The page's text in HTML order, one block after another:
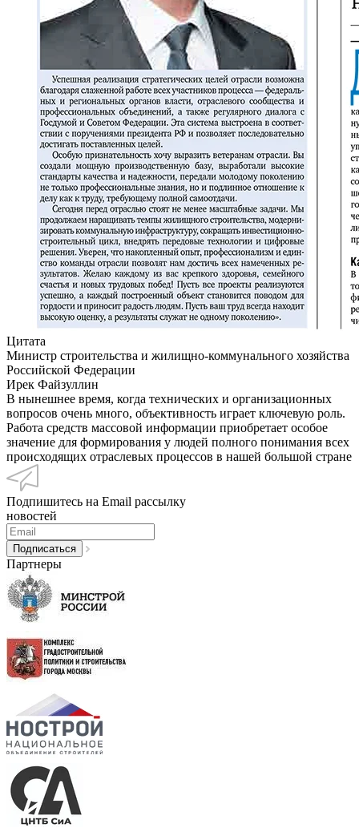
Цитата
Министр строительства и жилищно-коммунального хозяйства
Российской Федерации
Ирек Файзуллин
В нынешнее время, когда технических и организационных
вопросов очень много, объективность играет ключевую роль.
Работа средств массовой информации приобретает особое
значение для формирования у людей полного понимания всех
происходящих отраслевых процессов в нашей большой стране
Подпишитесь на Email рассылку
новостей
Партнеры